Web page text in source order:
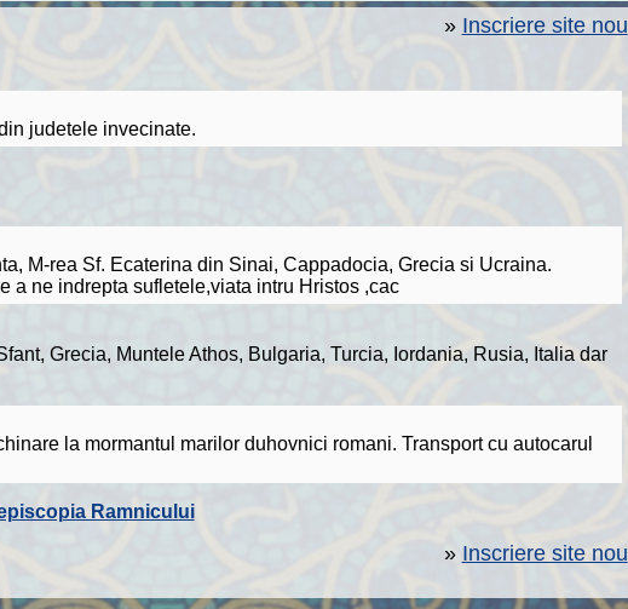
» Inscriere site nou
judetele invecinate.
M-rea Sf. Ecaterina din Sinai, Cappadocia, Grecia si Ucraina.
a ne indrepta sufletele,viata intru Hristos ,cac
Grecia, Muntele Athos, Bulgaria, Turcia, Iordania, Rusia, Italia dar
la mormantul marilor duhovnici romani. Transport cu autocarul
Ramnicului
» Inscriere site nou